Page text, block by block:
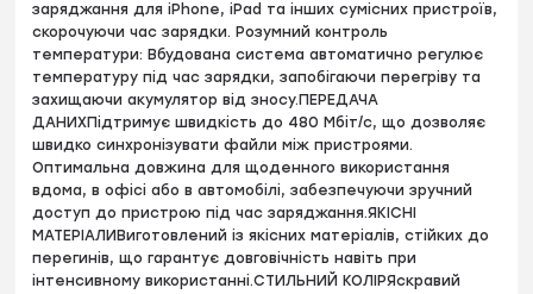
заряджання для iPhone, iPad та інших сумісних пристроїв,
скорочуючи час зарядки. Розумний контроль
температури: Вбудована система автоматично регулює
температуру під час зарядки, запобігаючи перегріву та
захищаючи акумулятор від зносу.ПЕРЕДАЧА
ДАНИХПідтримує швидкість до 480 Мбіт/с, що дозволяє
швидко синхронізувати файли між пристроями.
Оптимальна довжина для щоденного використання
вдома, в офісі або в автомобілі, забезпечуючи зручний
доступ до пристрою під час заряджання.ЯКІСНІ
МАТЕРІАЛИВиготовлений із якісних матеріалів, стійких до
перегинів, що гарантує довговічність навіть при
інтенсивному використанні.СТИЛЬНИЙ КОЛІРЯскравий